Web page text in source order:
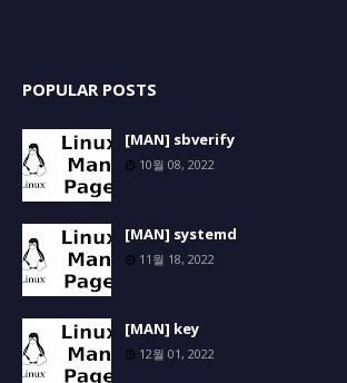
POPULAR POSTS
[MAN] sbverify
10월 08, 2022
[MAN] systemd
11월 18, 2022
[MAN] key
12월 01, 2022